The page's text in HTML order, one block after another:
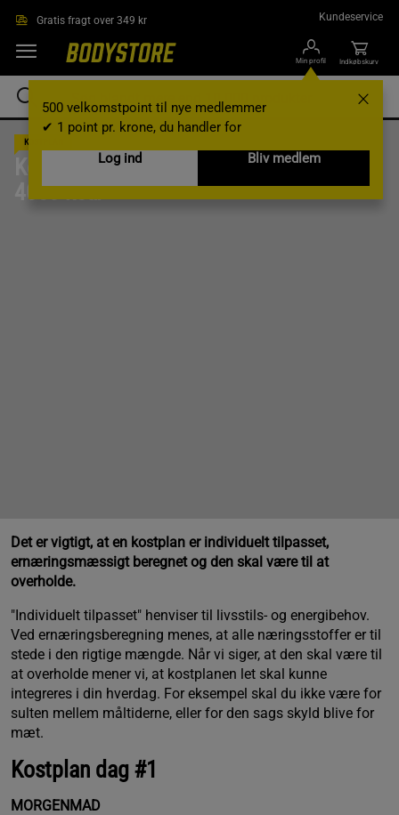
Gratis fragt over 349 kr Kundeservice
Min profil
500 velkomstpoint til nye medlemmer
✔ 1 point pr. krone, du handler for
Log ind
Bliv medlem
Indkøbskurv
KOSTPLAN
4000 kcal
Det er vigtigt, at en kostplan er individuelt tilpasset,
ernæringsmæssigt beregnet og den skal være til at
overholde.
"Individuelt tilpasset" henviser til livsstils- og energibehov.
Ved ernæringsberegning menes, at alle næringsstoffer er til
stede i den rigtige mængde. Når vi siger, at den skal være til
at overholde mener vi, at kostplanen let skal kunne
integreres i din hverdag. For eksempel skal du ikke være for
sulten mellem måltiderne, eller for den sags skyld blive for
mæt.
Kostplan dag #1
MORGENMAD